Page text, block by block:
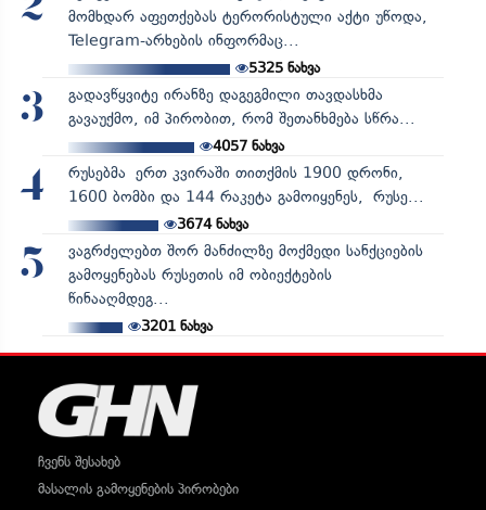
2
მომხდარ აფეთქებას ტერორისტული აქტი უწოდა,
Telegram-არხების ინფორმაც...
5325ნახვა
3
გადავწყვიტე ირანზე დაგეგმილი თავდასხმა
გავაუქმო, იმ პირობით, რომ შეთანხმება სწრა...
4057ნახვა
4
რუსებმა ერთ კვირაში თითქმის 1900 დრონი,
1600 ბომბი და 144 რაკეტა გამოიყენეს, რუსე...
3674ნახვა
5
ვაგრძელებთ შორ მანძილზე მოქმედი სანქციების
გამოყენებას რუსეთის იმ ობიექტების
წინააღმდეგ...
3201ნახვა
ჩვენს შესახებ
მასალის გამოყენების პირობები